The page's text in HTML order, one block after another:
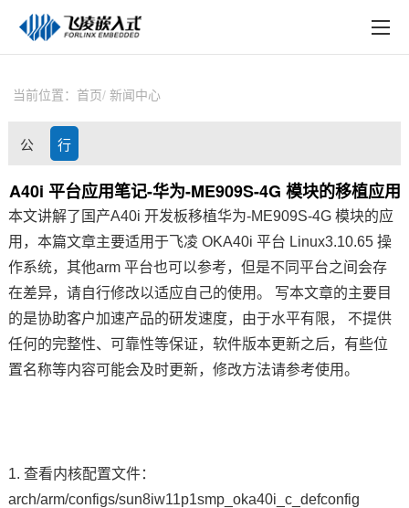
技术与支持
在线文档
方案定制
天猫商城
淘宝商城
在线购买
当前位置： 首页 新闻中心
公
司
动
态
行
业
资
讯
A40i 平台应用笔记-华为-ME909S-4G 模块的移植应用
本文讲解了国产A40i 开发板移植华为-ME909S-4G 模块的应
用，本篇文章主要适用于飞凌 OKA40i 平台 Linux3.10.65 操
作系统，其他arm 平台也可以参考，但是不同平台之间会存
在差异，请自行修改以适应自己的使用。 写本文章的主要目
的是协助客户加速产品的研发速度，由于水平有限， 不提供
任何的完整性、可靠性等保证，软件版本更新之后，有些位
置名称等内容可能会及时更新，修改方法请参考使用。
1. 查看内核配置文件：
arch/arm/configs/sun8iw11p1smp_oka40i_c_defconfig